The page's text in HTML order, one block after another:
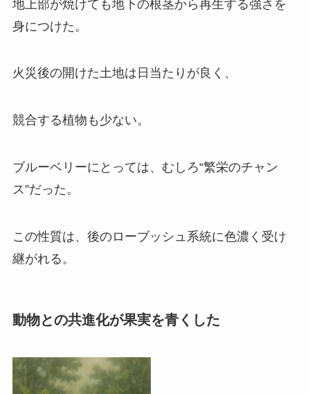
地上部が焼けても地下の根茎から再生する強さを
身につけた。
火災後の開けた土地は日当たりが良く、
競合する植物も少ない。
ブルーベリーにとっては、むしろ“繁栄のチャン
ス”だった。
この性質は、後のローブッシュ系統に色濃く受け
継がれる。
動物との共進化が果実を青くした